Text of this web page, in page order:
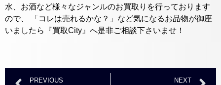
水、お酒など様々なジャンルのお買取りを行っております
ので、 「コレは売れるかな？」など気になるお品物が御座
いましたら『買取City』へ是非ご相談下さいませ！
PREVIOUS NEXT